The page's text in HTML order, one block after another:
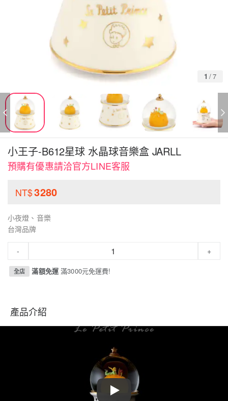
1 /7
小王子-B612星球 水晶球音樂盒 JARLL
預購有優惠請洽官方LINE客服
NT$3280
小夜燈、音樂
台灣品牌
- +
全店 滿額免運滿3000元免運費!
產品介紹
Play